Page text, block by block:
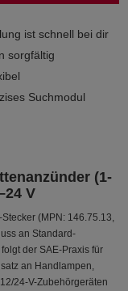
ist schnell bei dir
sorgfältig
Suchmodul
(1-
V
(MPN: 146.75.13,
an Standard-
der SAE-Praxis für
an Handlampen,
24-V-Zubehörgeräten